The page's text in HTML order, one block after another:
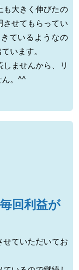
も大きく伸びたの
させてもらってい
ているようなの
います。
ませんから、リ
ん。^^
回利益が
せていただいてお